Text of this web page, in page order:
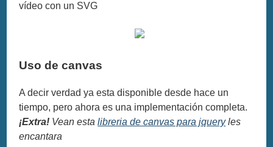
vídeo con un SVG
Uso de canvas
A decir verdad ya esta disponible desde hace un
tiempo, pero ahora es una implementación completa.
¡Extra! Vean estalibreria de canvas para jqueryles
encantara